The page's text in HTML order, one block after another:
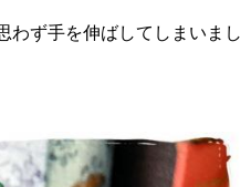
わず手を伸ばしてしまいまし